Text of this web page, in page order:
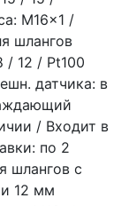
M16x1 /
шлангов
/ 12 / Pt100
датчика: в
/ Входит в
по 2
шлангов с
12 мм